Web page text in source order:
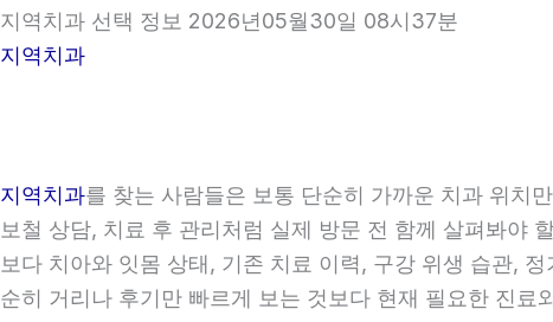
지역치과 선택 정보 2026년05월30일 08시37분
지역치과
지역치과를 찾는 사람들은 보통 단순히 가까운 치과 위치
보철 상담, 치료 후 관리처럼 실제 방문 전 함께 살펴봐야
보다 치아와 잇몸 상태, 기존 치료 이력, 구강 위생 습관,
순히 거리나 후기만 빠르게 보는 것보다 현재 필요한 진